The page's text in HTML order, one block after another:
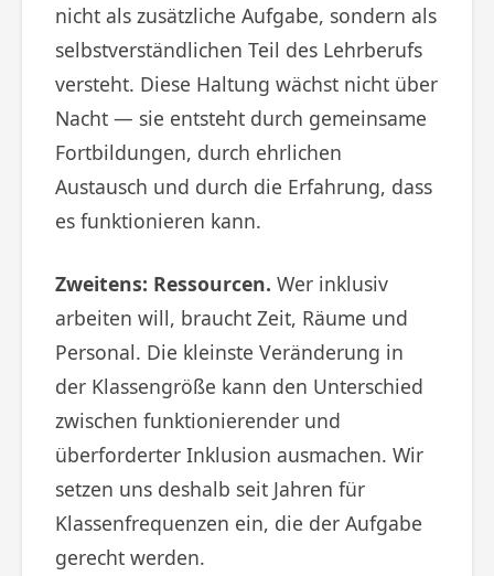
nicht als zusätzliche Aufgabe, sondern als
selbstverständlichen Teil des Lehrberufs
versteht. Diese Haltung wächst nicht über
Nacht — sie entsteht durch gemeinsame
Fortbildungen, durch ehrlichen
Austausch und durch die Erfahrung, dass
es funktionieren kann.
Zweitens: Ressourcen. Wer inklusiv
arbeiten will, braucht Zeit, Räume und
Personal. Die kleinste Veränderung in
der Klassengröße kann den Unterschied
zwischen funktionierender und
überforderter Inklusion ausmachen. Wir
setzen uns deshalb seit Jahren für
Klassenfrequenzen ein, die der Aufgabe
gerecht werden.